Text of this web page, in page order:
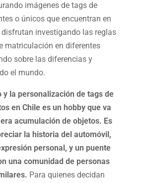
imágenes de tags de
o únicos que encuentran en
disfrutan investigando las reglas
matriculación en diferentes
sobre las diferencias y
el mundo.
y la personalización de tags de
en Chile es un hobby que va
acumulación de objetos. Es
la historia del automóvil,
personal, y un puente
una comunidad de personas
Para quienes decidan